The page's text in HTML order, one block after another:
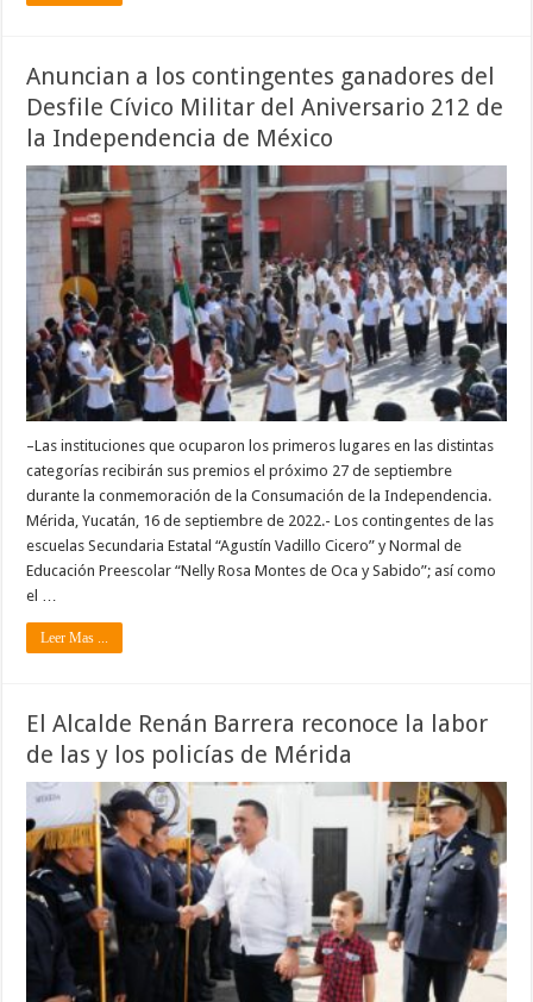
Anuncian a los contingentes ganadores del
Desfile Cívico Militar del Aniversario 212 de
la Independencia de México
–Las instituciones que ocuparon los primeros lugares en las distintas
categorías recibirán sus premios el próximo 27 de septiembre
durante la conmemoración de la Consumación de la Independencia.
Mérida, Yucatán, 16 de septiembre de 2022.- Los contingentes de las
escuelas Secundaria Estatal “Agustín Vadillo Cicero” y Normal de
Educación Preescolar “Nelly Rosa Montes de Oca y Sabido”; así como
el …
Leer Mas ...
El Alcalde Renán Barrera reconoce la labor
de las y los policías de Mérida